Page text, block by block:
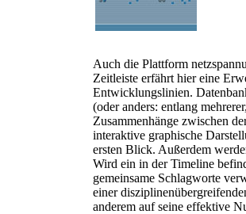
Auch die Plattform
Zeitleiste erfährt hier eine
Entwicklungslinien.
(oder anders: entlang
Zusammenhänge zwischen
interaktive graphische
ersten Blick. Außerdem
Wird ein in der Timeline
gemeinsame Schlagworte
einer
anderem auf seine effektive